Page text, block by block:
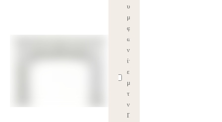
υ
μ
φ
ω
νε
ίτ
ε
με
τη
ν
Π